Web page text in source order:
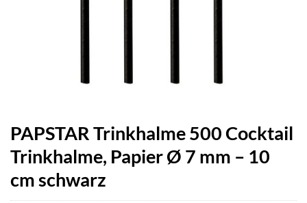
PAPSTAR Trinkhalme 500 Cocktail
Trinkhalme, Papier Ø 7 mm – 10
cm schwarz